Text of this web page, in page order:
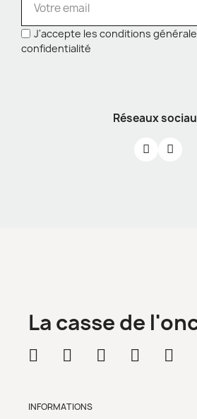
J'accepte les conditions
confidentialité
Réseaux
La casse de
INFORMATIONS